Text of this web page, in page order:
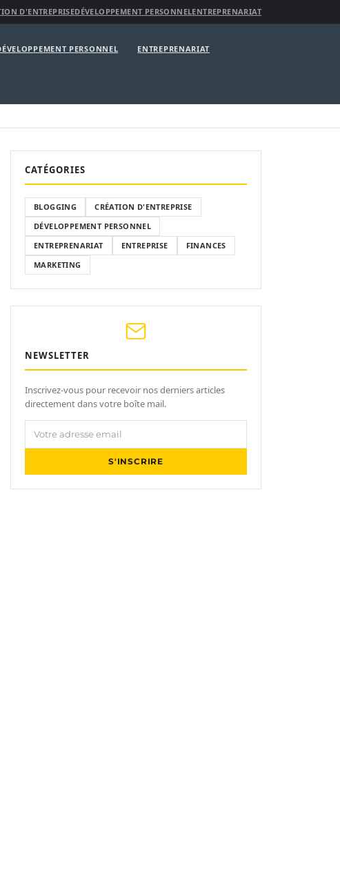
D'ENTREPRISEDÉVELOPPEMENT PERSONNELENTREPRENARIAT
PERSONNEL ENTREPRENARIAT
CATÉGORIES
BLOGGING
CRÉATION D'ENTREPRISE
DÉVELOPPEMENT PERSONNEL
ENTREPRENARIAT
ENTREPRISE
FINANCES
MARKETING
NEWSLETTER
Inscrivez-vous pour recevoir nos derniers articles
directement dans votre boîte mail.
Votre adresse email
S'INSCRIRE